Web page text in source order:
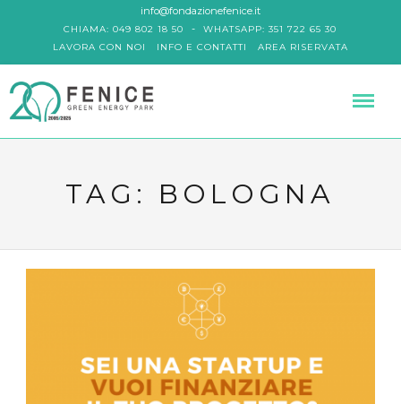
info@fondazionefenice.it
CHIAMA: 049 802 18 50 -
WHATSAPP: 351 722 65 30
LAVORA CON NOI
INFO E CONTATTI AREA RISERVATA
TAG: BOLOGNA